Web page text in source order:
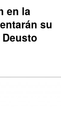
en la
su